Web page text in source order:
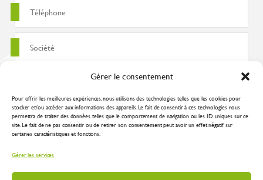
Gérer le consentement
Pour offrir les meilleures expériences, nous utilisons des technologies telles que les cookies pour
stocker et/ou accéder aux informations des appareils. Le fait de consentir à ces technologies nous
permettra de traiter des données telles que le comportement de navigation ou les ID uniques sur ce
site. Le fait de ne pas consentir ou de retirer son consentement peut avoir un effet négatif sur
certaines caractéristiques et fonctions.
Gérer les services
J'accepte que ces données soient utilisées pour traiter ma demande